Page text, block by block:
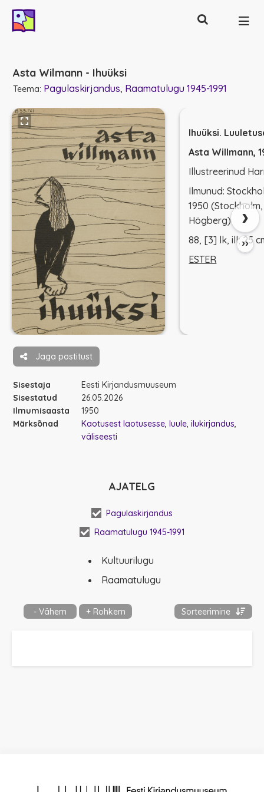
Otsing
Asta Wilmann - Ihuüksi
Teema: Pagulaskirjandus Raamatulugu 1945-1991
Ihuüksi.
Asta Willmann,
Illustreerinud
Ilmunud:
1950 (Stockholm,
Högberg)
88, [3] lk, ill; 25
ESTER
››
›
Jaga postitust
Sisestaja
Eesti Kirjandusmuuseum
Sisestatud
26.05.2026
Ilmumisaasta
1950
Märksõnad
Kaotusest laotusesse luule ilukirjandus
väliseesti
AJATELG
Pagulaskirjandus
Raamatulugu 1945-1991
Kultuurilugu
Raamatulugu
- Vähem + Rohkem Sorteerimine